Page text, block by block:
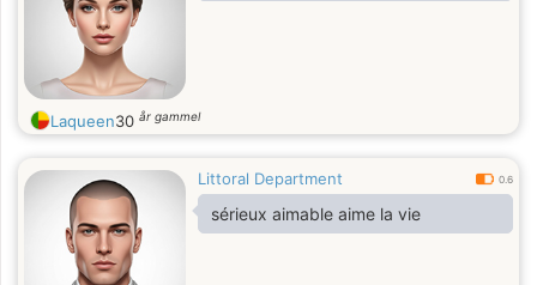
Laqueen30 år gammel
Littoral Department 0.6
sérieux aimable aime la vie